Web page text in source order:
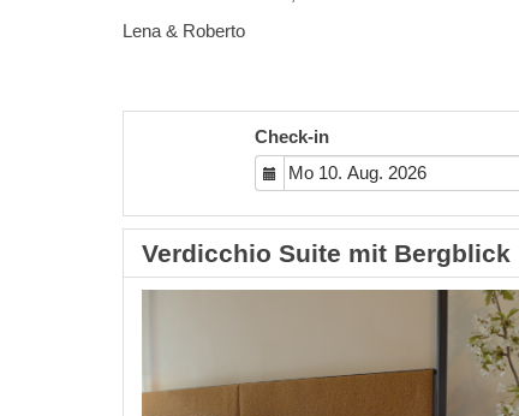
Lena & Roberto
Check-in
Verdicchio Suite mit Bergblick